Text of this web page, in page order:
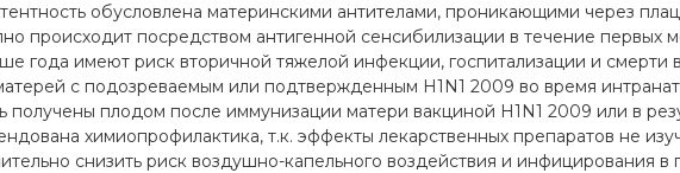
обусловлена материнскими антителами, проникающими через
происходит посредством антигенной сенсибилизации в течение первых
года имеют риск вторичной тяжелой инфекции, госпитализации и смерти
с подозреваемым или подтвержденным H1N1 2009 во время
получены плодом после иммунизации матери вакциной H1N1 2009 или в
химиопрофилактика, т.к. эффекты лекарственных препаратов не
снизить риск воздушно-капельного воздействия и инфицирования в